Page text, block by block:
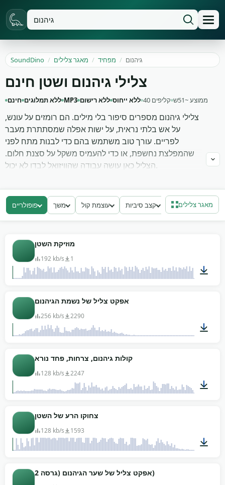
SoundDino / מאגר צלילים / מפחיד / גיהנום
צלילי גיהנום ושטן חינם
חינם ללא תמלוגים MP3 ללא רישום ללא ייחוס 40 קליפים ממוצע ~51ש
צלילי גיהנום מספרים סיפור בלי מילים. הם רומזים על עונש,
על אש בלתי נראית, על ישות אפלה שמסתתרת מעבר
לפריים. עורך טוב משתמש בהם כדי לבנות מתח לפני
שהמפלצת נחשפת, או כדי להעמיס משקל על סצנת חלום.
הצליל כאן עושה עבודה שהוויזואל לבדו לא יכול.
וקולות לא־אנושיים שניתן לערבל לתוך פסקול אימה או
טריילר. הם עובדים נהדר מתחת ללייר של מוזיקה
אטמוספרית או כלייר ראשי בסצנת התעוררות מסיוט. הורד
פופולריים משך עוצמת קול קצב סיביות מאגר צלילים
מוזיקת השטן
192 kb/s 1
אפקט צליל של נשמת הגיהנום
256 kb/s 2290
קולות גיהנום, צרחות, פחד נורא
128 kb/s 2247
צחוקו הרע של השטן
128 kb/s 1593
אפקט צליל של שער הגיהנום (גרסה 2)